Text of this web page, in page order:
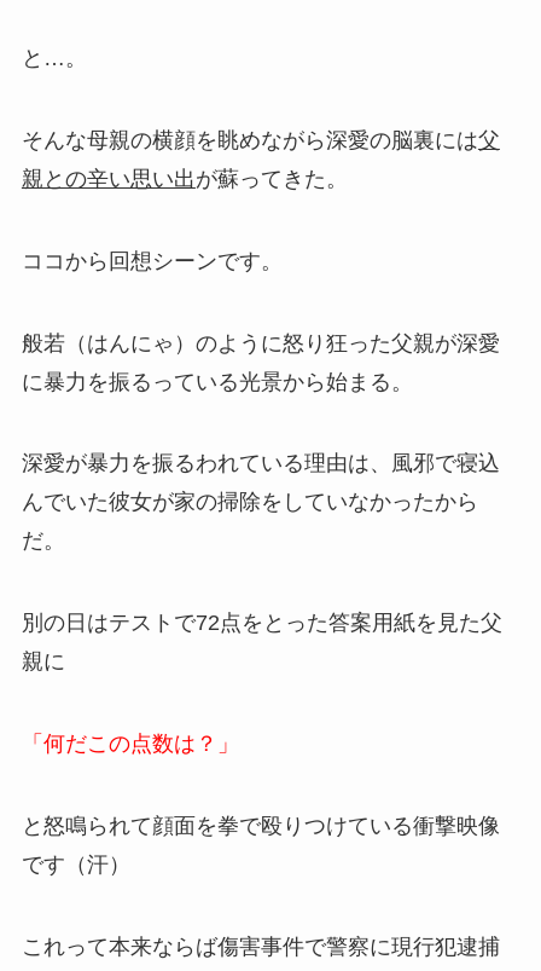
と…。
そんな母親の横顔を眺めながら深愛の脳裏には父
親との辛い思い出が蘇ってきた。
ココから回想シーンです。
般若（はんにゃ）のように怒り狂った父親が深愛
に暴力を振るっている光景から始まる。
深愛が暴力を振るわれている理由は、風邪で寝込
んでいた彼女が家の掃除をしていなかったから
だ。
別の日はテストで72点をとった答案用紙を見た父
親に
「何だこの点数は？」
と怒鳴られて顔面を拳で殴りつけている衝撃映像
です（汗）
これって本来ならば傷害事件で警察に現行犯逮捕